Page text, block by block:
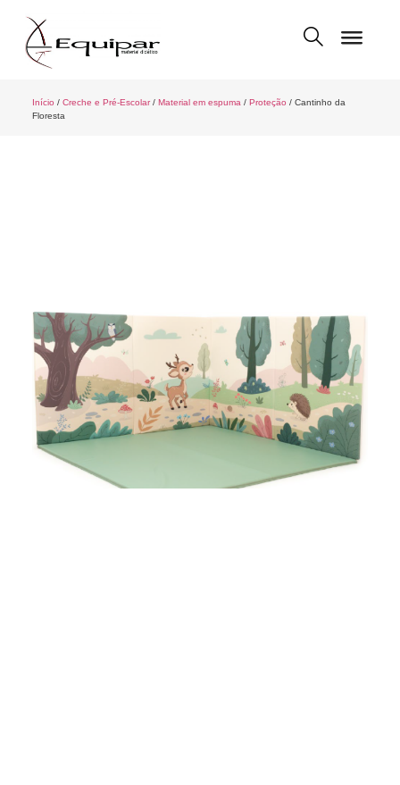
Início / Creche e Pré-Escolar/ Material em espuma / Proteção / Cantinho da
Floresta